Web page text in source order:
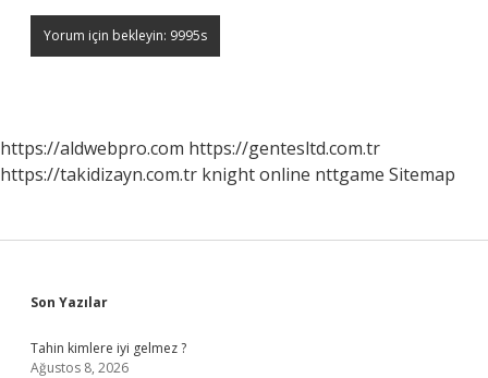
https://aldwebpro.com https://gentesltd.com.tr
https://takidizayn.com.tr knight online nttgame Sitemap
Sidebar
Son Yazılar
Tahin kimlere iyi gelmez ?
Ağustos 8, 2026